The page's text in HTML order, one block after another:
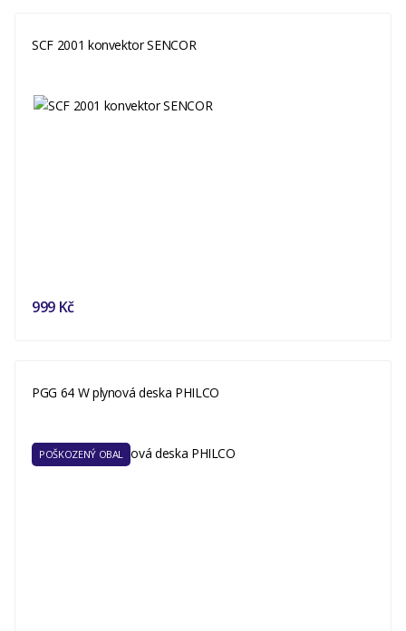
SCF 2001 konvektor SENCOR
999 Kč
PGG 64 W plynová deska PHILCO
POŠKOZENÝ OBAL